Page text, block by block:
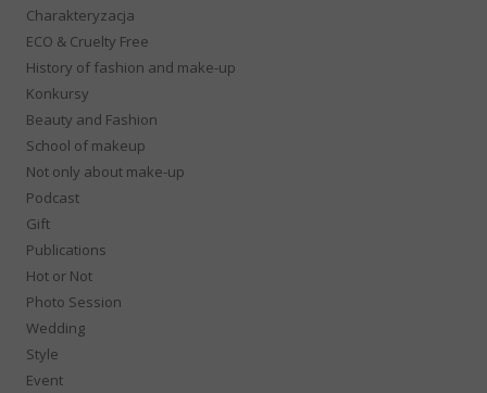
Charakteryzacja
ECO & Cruelty Free
History of fashion and make-up
Konkursy
Beauty and Fashion
School of makeup
Not only about make-up
Podcast
Gift
Publications
Hot or Not
Photo Session
Wedding
Style
Event